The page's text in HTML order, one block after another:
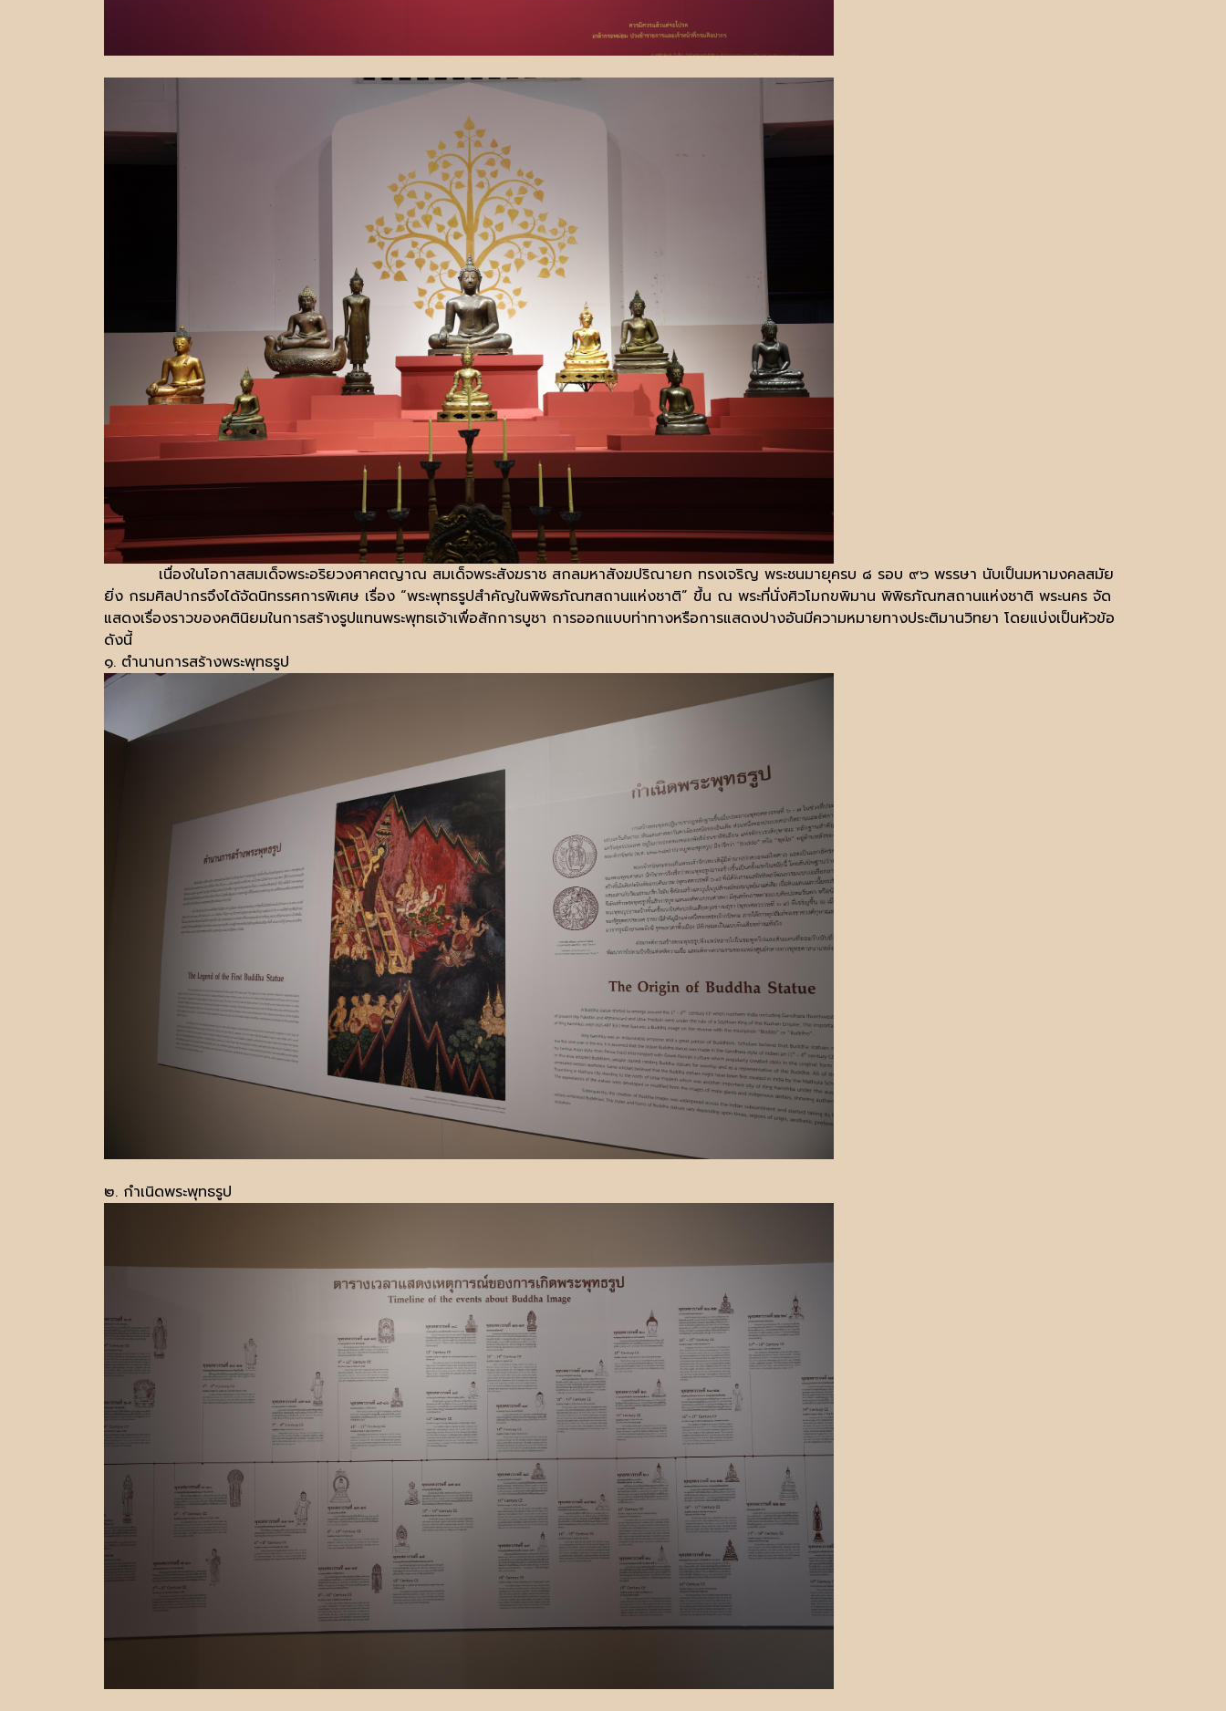
เนื่องในโอกาสสมเด็จพระอริยวงศาคตญาณ สมเด็จพระสังฆราช สกลมหาสังฆปริณายก ทรงเจริญ พระชนมายุครบ ๘ รอบ ๙๖ พรรษา นับเป็นมหามงคลสมัย
ยิ่ง กรมศิลปากรจึงได้จัดนิทรรศการพิเศษ เรื่อง “พระพุทธรูปสำคัญในพิพิธภัณฑสถานแห่งชาติ” ขึ้น ณ พระที่นั่งศิวโมกขพิมาน พิพิธภัณฑสถานแห่งชาติ พระนคร จัด
แสดงเรื่องราวของคตินิยมในการสร้างรูปแทนพระพุทธเจ้าเพื่อสักการบูชา การออกแบบท่าทางหรือการแสดงปางอันมีความหมายทางประติมานวิทยา โดยแบ่งเป็นหัวข้อ
ดังนี้
๑. ตำนานการสร้างพระพุทธรูป
๒. กำเนิดพระพุทธรูป